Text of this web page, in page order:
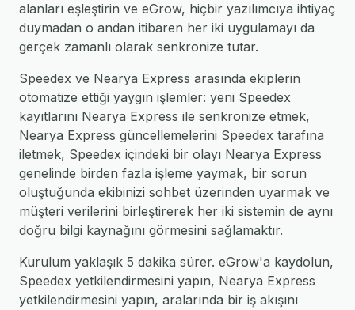
alanları eşleştirin ve eGrow, hiçbir yazılımcıya ihtiyaç
duymadan o andan itibaren her iki uygulamayı da
gerçek zamanlı olarak senkronize tutar.
Speedex ve Nearya Express arasında ekiplerin
otomatize ettiği yaygın işlemler: yeni Speedex
kayıtlarını Nearya Express ile senkronize etmek,
Nearya Express güncellemelerini Speedex tarafına
iletmek, Speedex içindeki bir olayı Nearya Express
genelinde birden fazla işleme yaymak, bir sorun
oluştuğunda ekibinizi sohbet üzerinden uyarmak ve
müşteri verilerini birleştirerek her iki sistemin de aynı
doğru bilgi kaynağını görmesini sağlamaktır.
Kurulum yaklaşık 5 dakika sürer. eGrow'a kaydolun,
Speedex yetkilendirmesini yapın, Nearya Express
yetkilendirmesini yapın, aralarında bir iş akışını